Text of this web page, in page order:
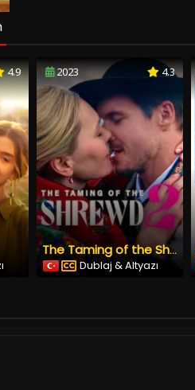
4.9 2023 4.3
The Taming of the Shrewd 2
Dublaj & Altyazı